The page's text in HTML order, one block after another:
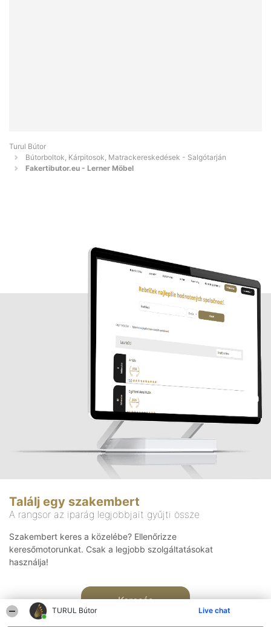
TURUL Bútor Live chat
Turul Bútor
Bútorboltok, Kárpitosok, Matrackereskedések - Salgótarján
Fakertibutor.eu - Lerner Möbel
Találj egy szakembert
A rangsor az iparág legjobbjait gyűjti össze
Szakembert keres a közelébe? Ellenőrizze
keresőmotorunkat. Csak a legjobb szolgáltatásokat
használja!
Keresés